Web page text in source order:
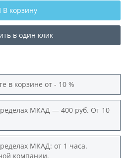
В корзину
в один клик
в корзине от - 10 %
МКАД — 400 руб. От 10
МКАД: от 1 часа.
компании.